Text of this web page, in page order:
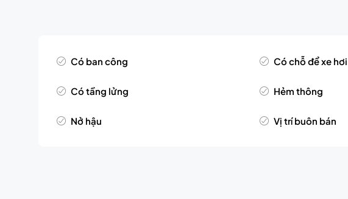
Có ban công Có chỗ để xe hơi
Có tầng lửng Hẻm thông
Nở hậu Vị trí buôn bán